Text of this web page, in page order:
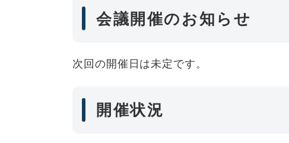
会議開催のお知らせ
次回の開催日は未定です。
開催状況